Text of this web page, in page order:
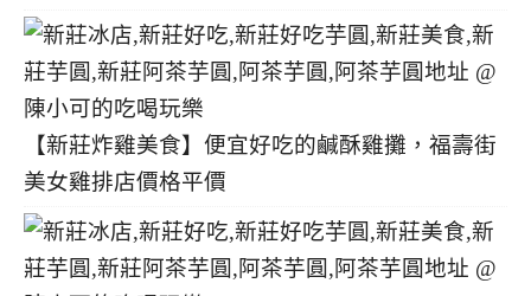
【新莊炸雞美食】便宜好吃的鹹酥雞攤，福壽街
美女雞排店價格平價